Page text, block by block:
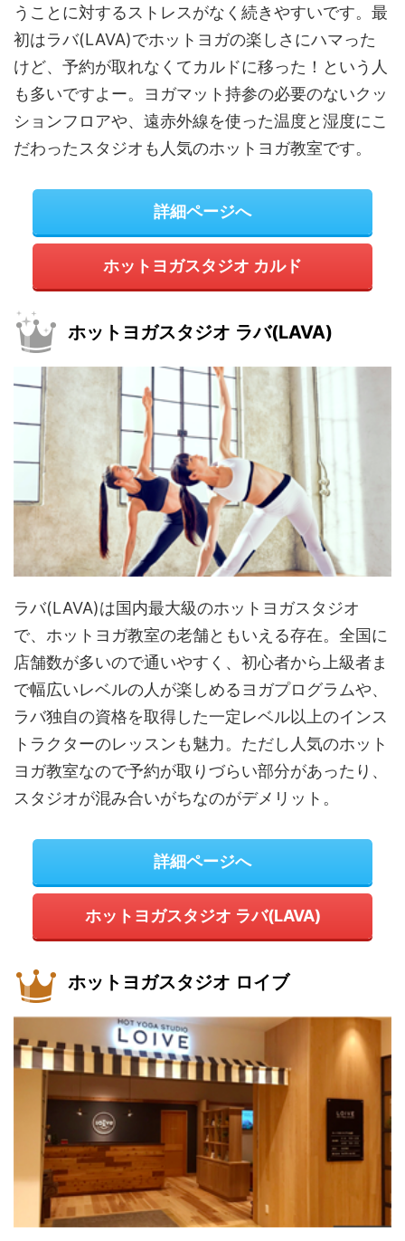
うことに対するストレスがなく続きやすいです。最
初はラバ(LAVA)でホットヨガの楽しさにハマった
けど、予約が取れなくてカルドに移った！という人
も多いですよー。ヨガマット持参の必要のないクッ
ションフロアや、遠赤外線を使った温度と湿度にこ
だわったスタジオも人気のホットヨガ教室です。
詳細ページへ
ホットヨガスタジオ カルド
ホットヨガスタジオ ラバ(LAVA)
ラバ(LAVA)は国内最大級のホットヨガスタジオ
で、ホットヨガ教室の老舗ともいえる存在。全国に
店舗数が多いので通いやすく、初心者から上級者ま
で幅広いレベルの人が楽しめるヨガプログラムや、
ラバ独自の資格を取得した一定レベル以上のインス
トラクターのレッスンも魅力。ただし人気のホット
ヨガ教室なので予約が取りづらい部分があったり、
スタジオが混み合いがちなのがデメリット。
詳細ページへ
ホットヨガスタジオ ラバ(LAVA)
ホットヨガスタジオ ロイブ